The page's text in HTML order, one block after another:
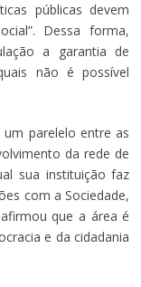
públicas devem
Dessa forma,
a garantia de
não é possível
parelelo entre as
da rede de
sua instituição faz
com a Sociedade,
que a área é
e da cidadania